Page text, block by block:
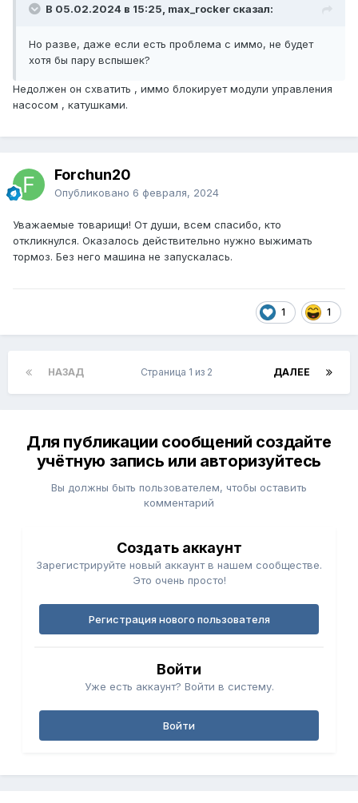
В 05.02.2024 в 15:25, max_rocker сказал:
Но разве, даже если есть проблема с иммо, не будет
хотя бы пару вспышек?
Недолжен он схватить , иммо блокирует модули управления
насосом , катушками.
Forchun20
Опубликовано 6 февраля, 2024
Уважаемые товарищи! От души, всем спасибо, кто
откликнулся. Оказалось действительно нужно выжимать
тормоз. Без него машина не запускалась.
1 1
НАЗАД ДАЛЕЕ
Страница 1 из 2
Для публикации сообщений создайте
учётную запись или авторизуйтесь
Вы должны быть пользователем, чтобы оставить
комментарий
Создать аккаунт
Зарегистрируйте новый аккаунт в нашем сообществе.
Это очень просто!
Регистрация нового пользователя
Войти
Уже есть аккаунт? Войти в систему.
Войти